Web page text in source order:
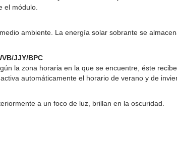
el módulo.
ambiente. La energía solar sobrante se
JJY/BPC
la zona horaria en la que se encuentre, éste
automáticamente el horario de verano y de
a un foco de luz, brillan en la oscuridad.